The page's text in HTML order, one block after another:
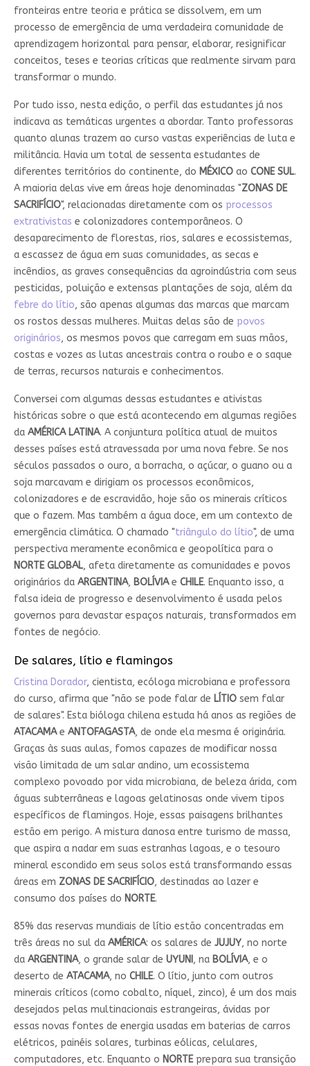
fronteiras entre teoria e prática se dissolvem, em um
processo de emergência de uma verdadeira comunidade de
aprendizagem horizontal para pensar, elaborar, resignificar
conceitos, teses e teorias críticas que realmente sirvam para
transformar o mundo.
Por tudo isso, nesta edição, o perfil das estudantes já nos
indicava as temáticas urgentes a abordar. Tanto professoras
quanto alunas trazem ao curso vastas experiências de luta e
militância. Havia um total de sessenta estudantes de
diferentes territórios do continente, do MÉXICOao CONE SUL.
A maioria delas vive em áreas hoje denominadas "ZONAS DE
SACRIFÍCIO", relacionadas diretamente com os processos
extrativistas e colonizadores contemporâneos. O
desaparecimento de florestas, rios, salares e ecossistemas,
a escassez de água em suas comunidades, as secas e
incêndios, as graves consequências da agroindústria com seus
pesticidas, poluição e extensas plantações de soja, além da
febre do lítio, são apenas algumas das marcas que marcam
os rostos dessas mulheres. Muitas delas são de povos
originários, os mesmos povos que carregam em suas mãos,
costas e vozes as lutas ancestrais contra o roubo e o saque
de terras, recursos naturais e conhecimentos.
Conversei com algumas dessas estudantes e ativistas
históricas sobre o que está acontecendo em algumas regiões
da AMÉRICA LATINA. A conjuntura política atual de muitos
desses países está atravessada por uma nova febre. Se nos
séculos passados o ouro, a borracha, o açúcar, o guano ou a
soja marcavam e dirigiam os processos econômicos,
colonizadores e de escravidão, hoje são os minerais críticos
que o fazem. Mas também a água doce, em um contexto de
emergência climática. O chamado "triângulo do lítio", de uma
perspectiva meramente econômica e geopolítica para o
NORTE GLOBAL, afeta diretamente as comunidades e povos
originários da ARGENTINA, BOLÍVIAe CHILE. Enquanto isso, a
falsa ideia de progresso e desenvolvimento é usada pelos
governos para devastar espaços naturais, transformados em
fontes de negócio.
De salares, lítio e flamingos
Cristina Dorador, cientista, ecóloga microbiana e professora
do curso, afirma que "não se pode falar de LÍTIOsem falar
de salares". Esta bióloga chilena estuda há anos as regiões de
ATACAMAe ANTOFAGASTA, de onde ela mesma é originária.
Graças às suas aulas, fomos capazes de modificar nossa
visão limitada de um salar andino, um ecossistema
complexo povoado por vida microbiana, de beleza árida, com
águas subterrâneas e lagoas gelatinosas onde vivem tipos
específicos de flamingos. Hoje, essas paisagens brilhantes
estão em perigo. A mistura danosa entre turismo de massa,
que aspira a nadar em suas estranhas lagoas, e o tesouro
mineral escondido em seus solos está transformando essas
áreas em ZONAS DE SACRIFÍCIO, destinadas ao lazer e
consumo dos países do NORTE.
85% das reservas mundiais de lítio estão concentradas em
três áreas no sul da AMÉRICA: os salares de JUJUY, no norte
da ARGENTINA, o grande salar de UYUNI , na BOLÍVIA, e o
deserto de ATACAMA, no CHILE. O lítio, junto com outros
minerais críticos (como cobalto, níquel, zinco), é um dos mais
desejados pelas multinacionais estrangeiras, ávidas por
essas novas fontes de energia usadas em baterias de carros
elétricos, painéis solares, turbinas eólicas, celulares,
computadores, etc. Enquanto o NORTEprepara sua transição